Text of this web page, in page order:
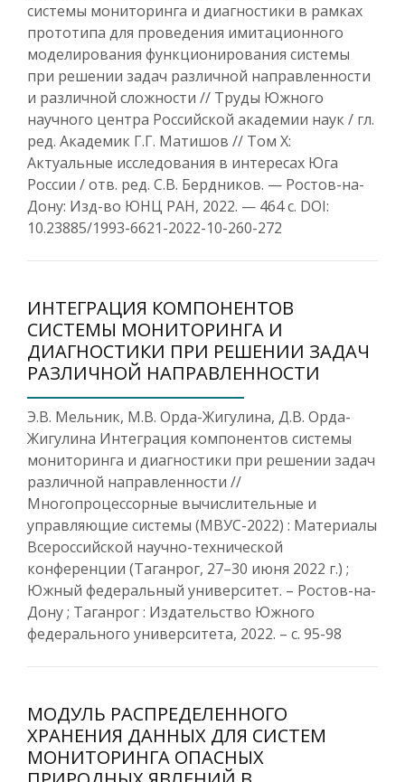
системы мониторинга и диагностики в рамках
прототипа для проведения имитационного
моделирования функционирования системы
при решении задач различной направленности
и различной сложности // Труды Южного
научного центра Российской академии наук / гл.
ред. Академик Г.Г. Матишов // Том Х:
Актуальные исследования в интересах Юга
России / отв. ред. С.В. Бердников. — Ростов-на-
Дону: Изд-во ЮНЦ РАН, 2022. — 464 с. DOI:
10.23885/1993-6621-2022-10-260-272
ИНТЕГРАЦИЯ КОМПОНЕНТОВ
СИСТЕМЫ МОНИТОРИНГА И
ДИАГНОСТИКИ ПРИ РЕШЕНИИ ЗАДАЧ
РАЗЛИЧНОЙ НАПРАВЛЕННОСТИ
Э.В. Мельник, М.В. Орда-Жигулина, Д.В. Орда-
Жигулина Интеграция компонентов системы
мониторинга и диагностики при решении задач
различной направленности //
Многопроцессорные вычислительные и
управляющие системы (МВУС-2022) : Материалы
Всероссийской научно-технической
конференции (Таганрог, 27–30 июня 2022 г.) ;
Южный федеральный университет. – Ростов-на-
Дону ; Таганрог : Издательство Южного
федерального университета, 2022. – с. 95-98
МОДУЛЬ РАСПРЕДЕЛЕННОГО
ХРАНЕНИЯ ДАННЫХ ДЛЯ СИСТЕМ
МОНИТОРИНГА ОПАСНЫХ